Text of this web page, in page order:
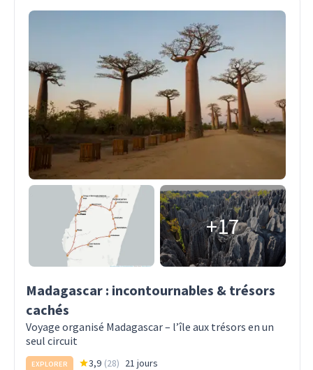
+17
Madagascar : incontournables & trésors
cachés
Voyage organisé Madagascar – l’île aux trésors en un
seul circuit
EXPLORER 3,9 (28) 21 jours